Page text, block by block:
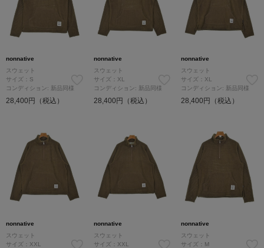
nonnative
スウェット
サイズ：S
コンディション: 新品同様
28,400円（税込）
nonnative
スウェット
サイズ：XL
コンディション: 新品同様
28,400円（税込）
nonnative
スウェット
サイズ：XL
コンディション: 新品同様
28,400円（税込）
nonnative
スウェット
サイズ：XXL
nonnative
スウェット
サイズ：XXL
nonnative
スウェット
サイズ：M